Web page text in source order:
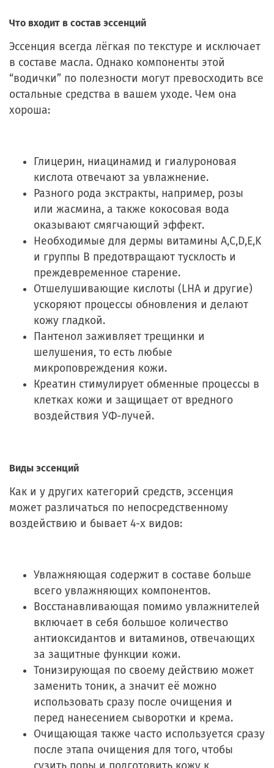
Что входит в состав эссенций
Эссенция всегда лёгкая по текстуре и исключает
в составе масла. Однако компоненты этой
“водички” по полезности могут превосходить все
остальные средства в вашем уходе. Чем она
хороша:
Глицерин, ниацинамид и гиалуроновая
кислота отвечают за увлажнение.
Разного рода экстракты, например, розы
или жасмина, а также кокосовая вода
оказывают смягчающий эффект.
Необходимые для дермы витамины A,C,D,E,K
и группы B предотвращают тусклость и
преждевременное старение.
Отшелушивающие кислоты (LHA и другие)
ускоряют процессы обновления и делают
кожу гладкой.
Пантенол заживляет трещинки и
шелушения, то есть любые
микроповреждения кожи.
Креатин стимулирует обменные процессы в
клетках кожи и защищает от вредного
воздействия УФ-лучей.
Виды эссенций
Как и у других категорий средств, эссенция
может различаться по непосредственному
воздействию и бывает 4-х видов:
Увлажняющая содержит в составе больше
всего увлажняющих компонентов.
Восстанавливающая помимо увлажнителей
включает в себя большое количество
антиоксидантов и витаминов, отвечающих
за защитные функции кожи.
Тонизирующая по своему действию может
заменить тоник, а значит её можно
использовать сразу после очищения и
перед нанесением сыворотки и крема.
Очищающая также часто используется сразу
после этапа очищения для того, чтобы